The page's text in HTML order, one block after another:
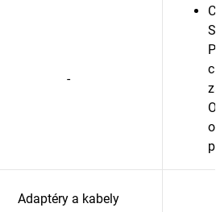
-
Adaptéry a kabely